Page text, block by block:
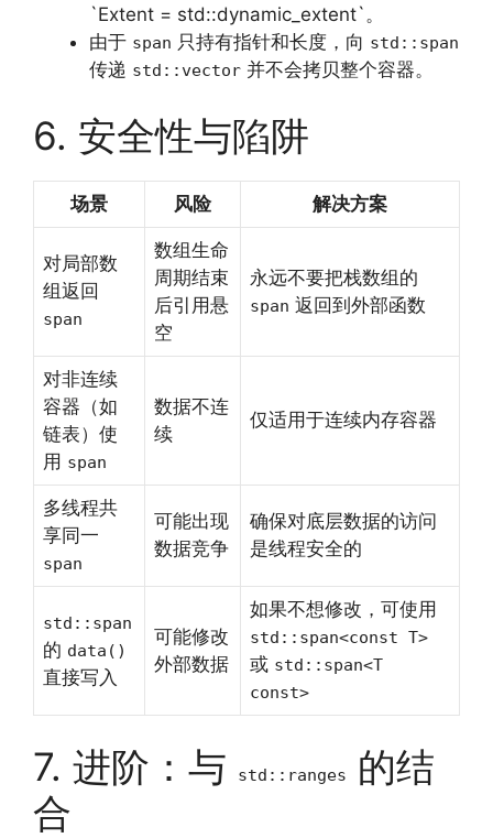
`Extent = std::dynamic_extent`。
由于 span 只持有指针和长度，向 std::span
传递 std::vector 并不会拷贝整个容器。
6. 安全性与陷阱
场景 风险 解决方案
对局部数
组返回
span
数组生命
周期结束
后引用悬
空
永远不要把栈数组的
span 返回到外部函数
对非连续
容器（如
链表）使
用 span
数据不连
续
仅适用于连续内存容器
多线程共
享同一
span
可能出现
数据竞争
确保对底层数据的访问
是线程安全的
std::span
的 data()
直接写入
可能修改
外部数据
如果不想修改，可使用
std::span<const T>
或 std::span<T
const>
7. 进阶：与 std::ranges
的结
合